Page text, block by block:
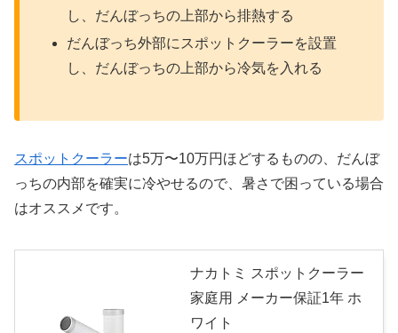
し、だんぼっちの上部から排熱する
だんぼっち外部にスポットクーラーを設置
し、だんぼっちの上部から冷気を入れる
スポットクーラーは5万〜10万円ほどするものの、だんぼ
っちの内部を確実に冷やせるので、暑さで困っている場合
はオススメです。
ナカトミ スポットクーラー
家庭用 メーカー保証1年 ホ
ワイト